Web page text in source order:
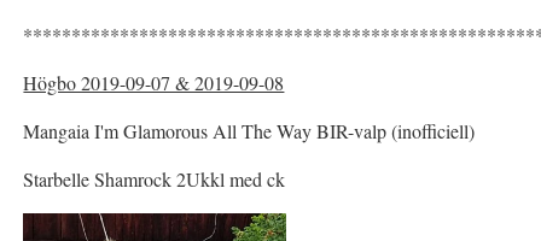
Högbo 2019-09-07 & 2019-09-08
Mangaia I'm Glamorous All The Way BIR-valp (inofficiell)
Starbelle Shamrock 2Ukkl med ck